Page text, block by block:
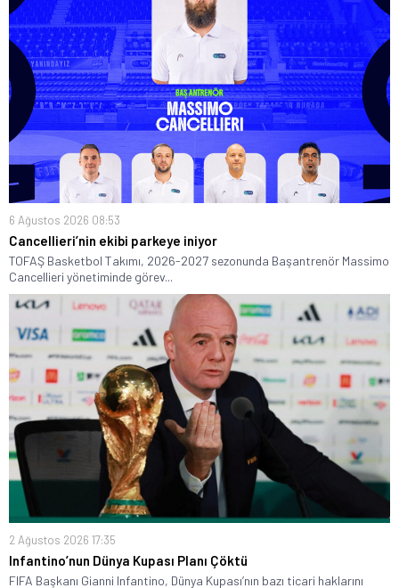
6 Ağustos 2026 08:53
Cancellieri’nin ekibi parkeye iniyor
TOFAŞ Basketbol Takımı, 2026-2027 sezonunda Başantrenör Massimo
Cancellieri yönetiminde görev...
2 Ağustos 2026 17:35
Infantino’nun Dünya Kupası Planı Çöktü
FIFA Başkanı Gianni Infantino, Dünya Kupası’nın bazı ticari haklarını